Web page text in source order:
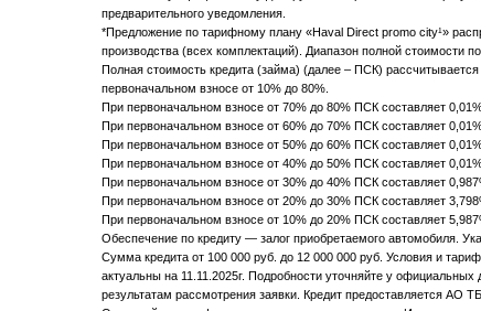
предварительного уведомления.
*Предложение по тарифному плану «Haval Direct promo city¹»
производства (всех комплектаций). Диапазон полной стоимости
Полная стоимость кредита (займа) (далее – ПСК) рассчитывается
первоначальном взносе от 10% до 80%.
При первоначальном взносе от 70% до 80% ПСК составляет
При первоначальном взносе от 60% до 70% ПСК составляет
При первоначальном взносе от 50% до 60% ПСК составляет
При первоначальном взносе от 40% до 50% ПСК составляет
При первоначальном взносе от 30% до 40% ПСК составляет
При первоначальном взносе от 20% до 30% ПСК составляет
При первоначальном взносе от 10% до 20% ПСК составляет
Обеспечение по кредиту — залог приобретаемого автомобиля.
Сумма кредита от 100 000 руб. до 12 000 000 руб. Условия и
актуальны на 11.11.2025г. Подробности уточняйте у
результатам рассмотрения заявки. Кредит предоставляется АО